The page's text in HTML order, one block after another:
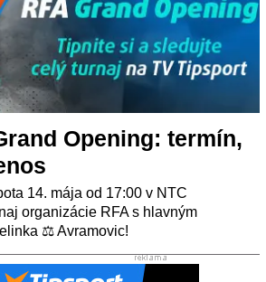
Opening: termín,
14. mája od 17:00 v NTC
organizácie RFA s hlavným
⚖️ Avramovic!